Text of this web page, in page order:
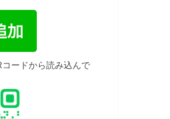
ードから読み込んで